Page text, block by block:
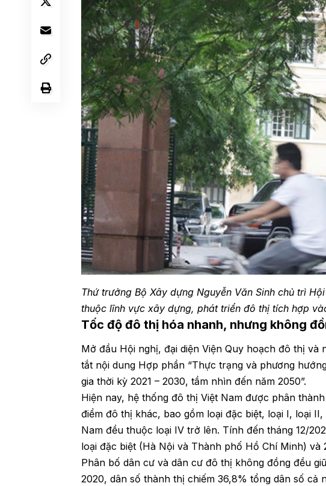
Thứ trưởng Bộ Xây dựng Nguyễn Văn Sinh chủ trì
thuộc lĩnh vực xây dựng, phát triển đô thị tích hợp
Tốc độ đô thị hóa nhanh, nhưng không
Mở đầu Hội nghị, đại diện Viện Quy hoạch đô thị
tắt nội dung Hợp phần “Thực trạng và phương
gia thời kỳ 2021 – 2030, tầm nhìn đến năm 2050”.
Hiện nay, hệ thống đô thị Việt Nam được phân
điểm đô thị khác, bao gồm loại đặc biệt, loại I, loại
Nam đều thuộc loại IV trở lên. Tính đến tháng 12/
loại đặc biệt (Hà Nội và Thành phố Hồ Chí Minh) và
Phân bố dân cư và dân cư đô thị không đồng đều
2020, dân số thành thị chiếm 36,8% tổng dân số